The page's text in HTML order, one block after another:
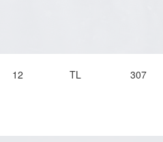
12 TL 307